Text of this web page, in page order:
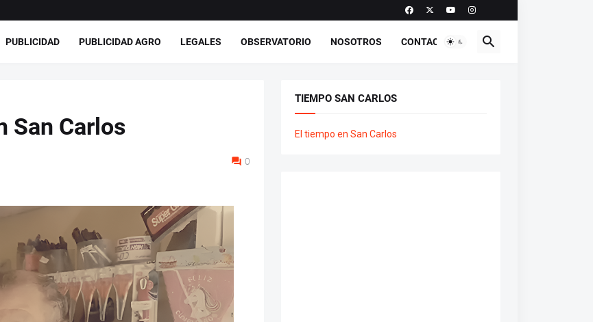
PUBLICIDAD PUBLICIDAD AGRO LEGALES OBSERVATORIO NOSOTROS CONTACTO
San Carlos
0
TIEMPO SAN CARLOS
El tiempo en San Carlos